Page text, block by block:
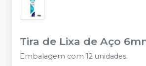
Tira de Lixa de Aço
Embalagem com 12 unidades.